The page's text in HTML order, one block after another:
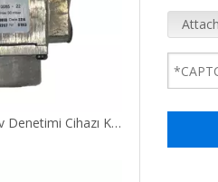
Termostatik Alev Denetimi Cihazı Kılavuzu Gaz Güvenlik Valfi